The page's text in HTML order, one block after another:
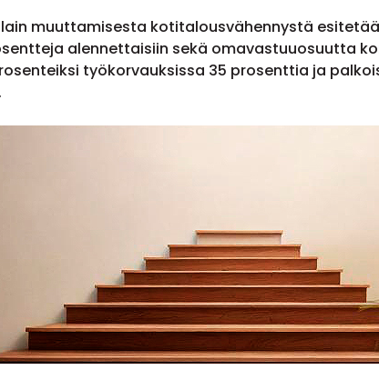
muuttamisesta kotitalousvähennystä
alennettaisiin sekä omavastuuosuutta
työkorvauksissa 35 prosenttia ja